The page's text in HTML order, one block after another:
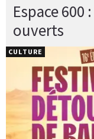
Espace 600
ouverts
CULTURE